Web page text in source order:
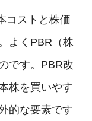
コストと株価
よくPBR（株
です。PBR改
株を買いやす
的な要素です